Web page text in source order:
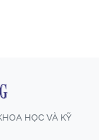
HỌC VÀ KỸ